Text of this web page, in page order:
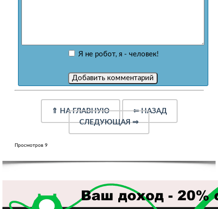
Я не робот, я - человек!
⇑ НА ГЛАВНУЮ ⇐НАЗАД
СЛЕДУЮЩАЯ⇒
Просмотров 9